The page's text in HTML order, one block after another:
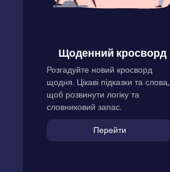
Щоденний кросворд
Розгадуйте новий кросворд
щодня. Цікаві підказки та слова,
щоб розвинути логіку та
словниковий запас.
Перейти